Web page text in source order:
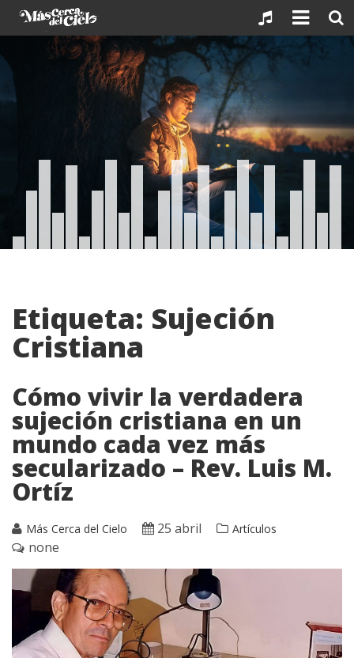
to
content
Etiqueta: Sujeción
Cristiana
Cómo vivir la verdadera
sujeción cristiana en un
mundo cada vez más
secularizado – Rev. Luis M.
Ortíz
Más Cerca del Cielo 25 abril Artículos
none